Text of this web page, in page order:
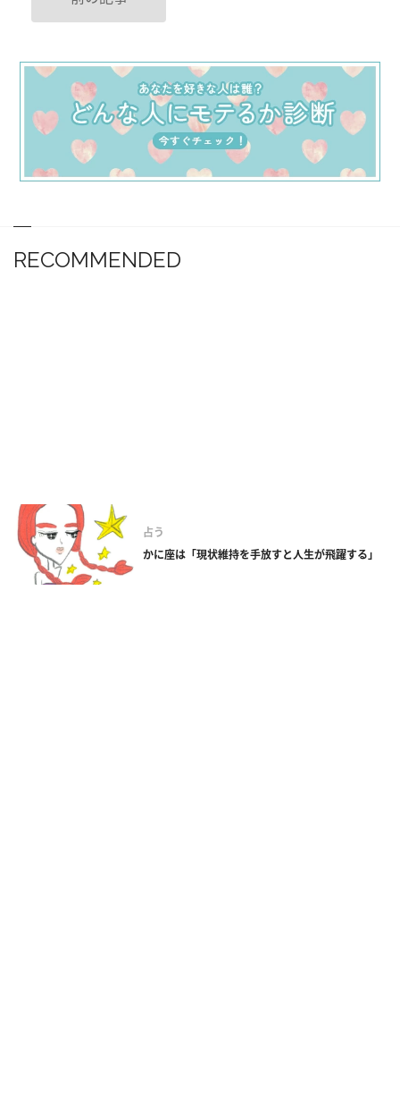
RECOMMENDED
占う
かに座は「現状維持を手放すと人生が飛躍する」